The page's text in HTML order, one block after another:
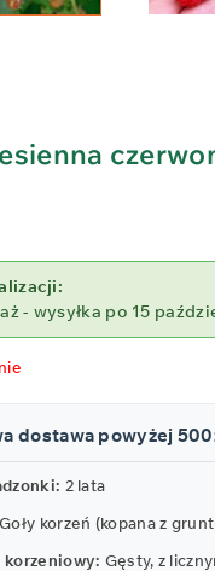
- wysyłka po 15
dostawa powyżej
2 lata
Goły korzeń (kopana z
korzeniowy: Gęsty, z